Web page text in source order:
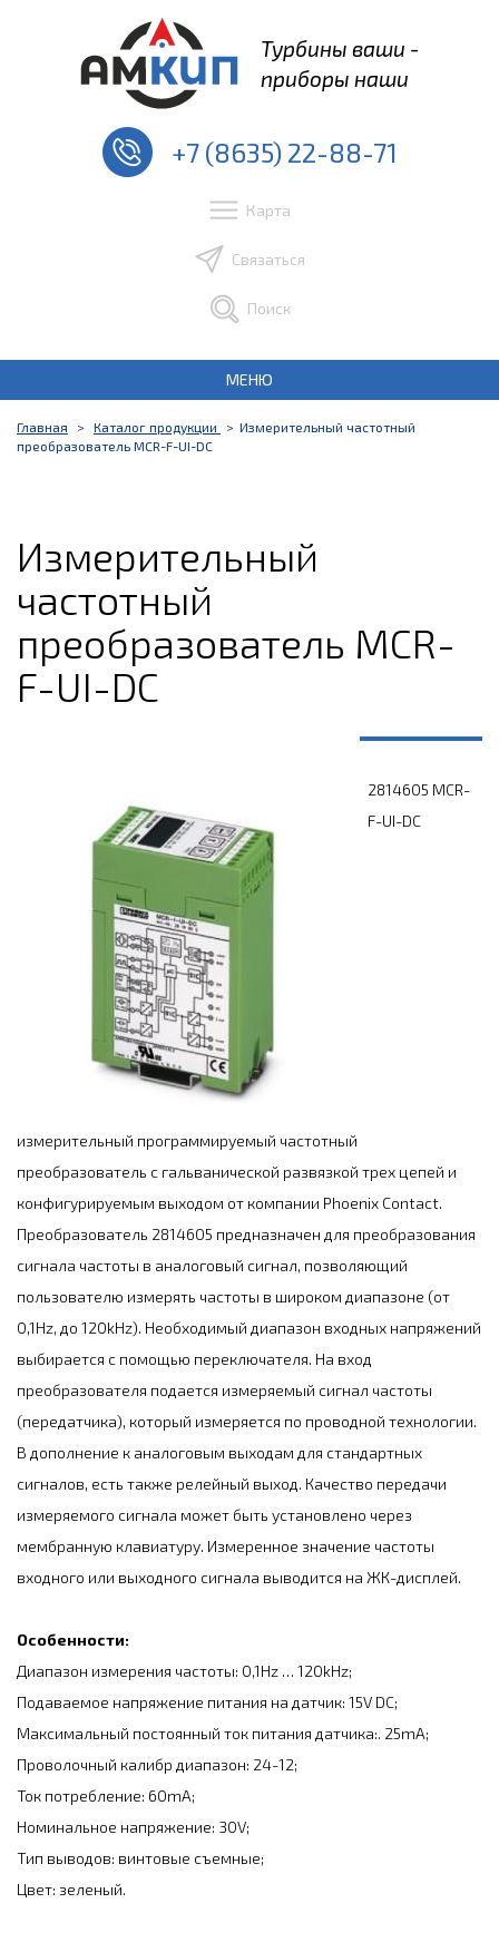
Турбины ваши -
приборы наши
+7 (8635) 22-88-71
Карта
Связаться
Поиск
МЕНЮ
Главная Каталог продукции
Измерительный частотный
преобразователь MCR-F-UI-DC
Измерительный
частотный
преобразователь MCR-
F-UI-DC
2814605 MCR-
F-UI-DC
измерительный программируемый частотный
преобразователь с гальванической развязкой трех цепей и
конфигурируемым выходом от компании Phoenix Contact.
Преобразователь 2814605 предназначен для преобразования
сигнала частоты в аналоговый сигнал, позволяющий
пользователю измерять частоты в широком диапазоне (от
0,1Hz, до 120kHz). Необходимый диапазон входных напряжений
выбирается с помощью переключателя. На вход
преобразователя подается измеряемый сигнал частоты
(передатчика), который измеряется по проводной технологии.
В дополнение к аналоговым выходам для стандартных
сигналов, есть также релейный выход. Качество передачи
измеряемого сигнала может быть установлено через
мембранную клавиатуру. Измеренное значение частоты
входного или выходного сигнала выводится на ЖК-дисплей.
Особенности:
Диапазон измерения частоты: 0,1Hz … 120kHz;
Подаваемое напряжение питания на датчик: 15V DC;
Максимальный постоянный ток питания датчика:. 25mA;
Проволочный калибр диапазон: 24-12;
Ток потребление: 60mA;
Номинальное напряжение: 30V;
Тип выводов: винтовые съемные;
Цвет: зеленый.